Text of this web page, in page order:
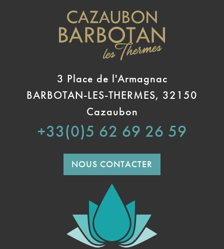
3 Place de l'Armagnac
BARBOTAN-LES-THERMES, 32150
Cazaubon
+33(0)5 62 69 26 59
NOUS CONTACTER